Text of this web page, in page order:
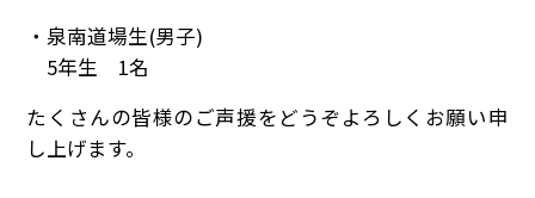
・泉南道場生(男子)
5年生 1名
たくさんの皆様のご声援をどうぞよろしくお願い申
し上げます。